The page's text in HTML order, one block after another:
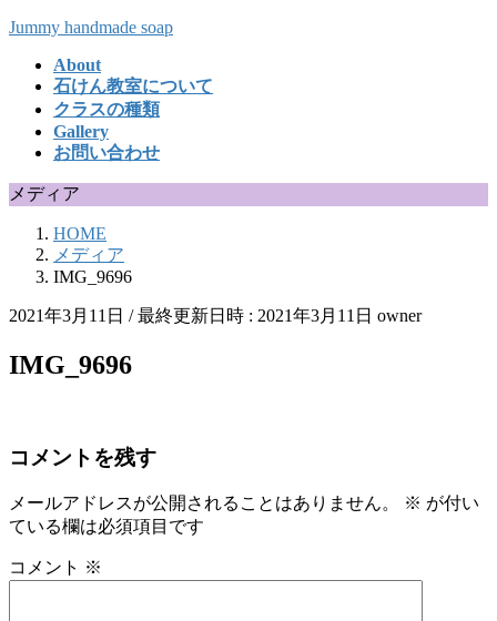
コ
キ
ナ
に
Jummy handmade soap
About
石けん教室について
クラスの種類
Gallery
お問い合わせ
メディア
HOME
メディア
IMG_9696
2021年3月11日 / 最終更新日時 : 2021年3月11日 owner
IMG_9696
コメントを残す
メールアドレスが公開されることはありません。 ※ が付い
ている欄は必須項目です
コメント ※